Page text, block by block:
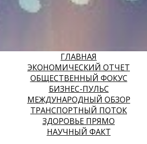
ГЛАВНАЯ
ЭКОНОМИЧЕСКИЙ ОТЧЕТ
ОБЩЕСТВЕННЫЙ ФОКУС
БИЗНЕС-ПУЛЬС
МЕЖДУНАРОДНЫЙ ОБЗОР
ТРАНСПОРТНЫЙ ПОТОК
ЗДОРОВЬЕ ПРЯМО
НАУЧНЫЙ ФАКТ